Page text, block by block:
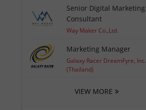
Senior Digital Marketing
Consultant
Way Maker Co.,Ltd.
Marketing Manager
Galaxy Racer DreamFyre, Inc.
(Thailand)
VIEW MORE